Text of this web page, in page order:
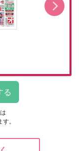
。